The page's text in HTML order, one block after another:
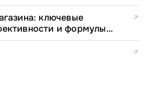
ключевые
и формулы
↗
↗